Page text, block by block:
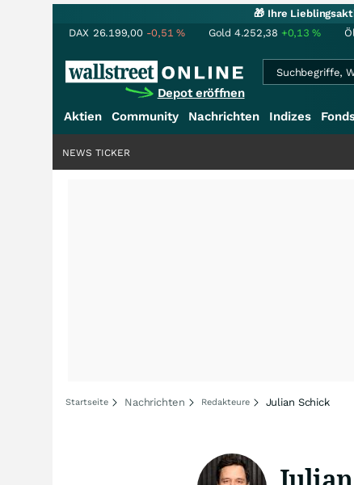
🎁 Ihre
DAX 26.199,00 -0,51% Gold 4.252,38 +0,13%
Depot eröffnen
Aktien Community Nachrichten Indizes
NEWS TICKER
Startseite Nachrichten Redakteure Julian Schick